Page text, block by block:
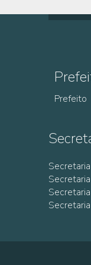
Prefeito